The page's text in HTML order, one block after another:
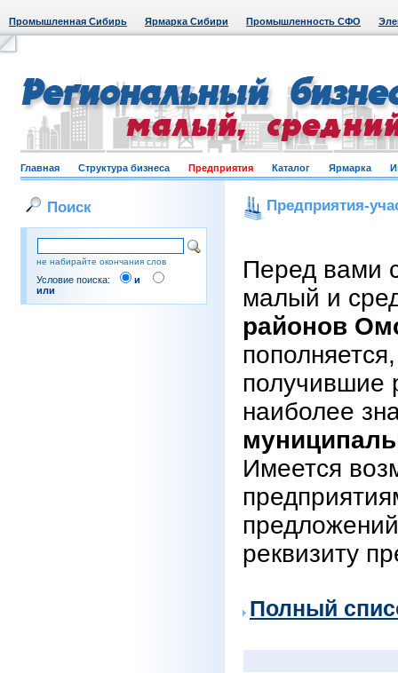
Промышленная Сибирь Ярмарка Сибири Промышленность СФО
Главная Структура бизнеса Предприятия Каталог Ярмарка
Поиск
не набирайте окончания слов
Условие поиска:
и
или
Предприятия-
Перед вами
малый и
районов
получившие
наиболее
Имеется
реквизиту
Полный